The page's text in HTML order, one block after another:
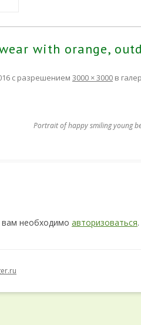
with orange,
с разрешением 3000 × 3000 в
Portrait of happy smiling young
необходимо авторизоваться.